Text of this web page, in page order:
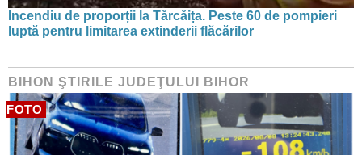
Incendiu de proporții la Tărcăița. Peste 60 de pompieri
luptă pentru limitarea extinderii flăcărilor
BIHON ŞTIRILE JUDEŢULUI BIHOR
FOTO